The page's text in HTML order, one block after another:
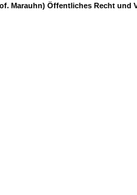
Marauhn) Öffentliches Recht und